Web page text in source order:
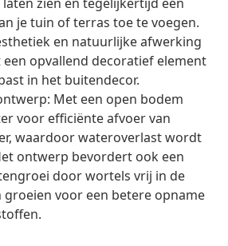
je tuin of terras toe te voegen.
en natuurlijke afwerking
opvallend decoratief element
in het buitendecor.
Met een open bodem
voor efficiënte afvoer van
waardoor wateroverlast wordt
ontwerp bevordert ook een
door wortels vrij in de
voor een betere opname